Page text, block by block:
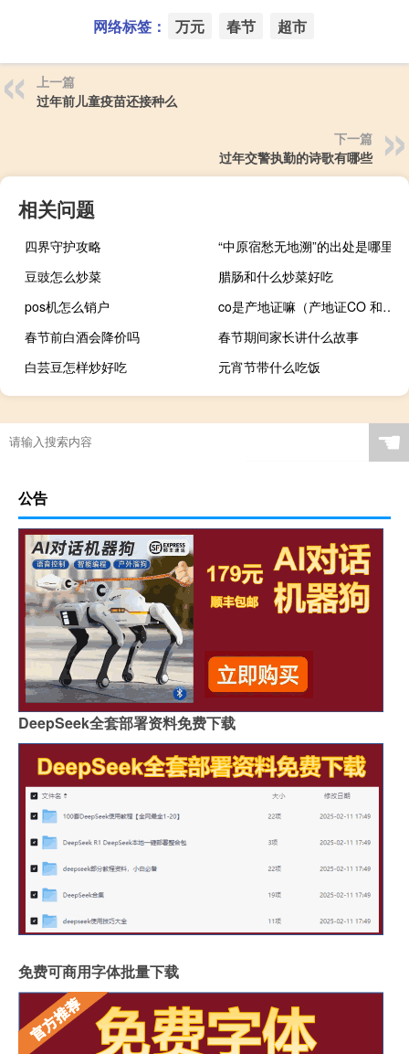
网络标签： 万元 春节 超市
上一篇
过年前儿童疫苗还接种么
下一篇
过年交警执勤的诗歌有哪些
相关问题
四界守护攻略
“中原宿愁无地溯”的出处是哪里
豆豉怎么炒菜
腊肠和什么炒菜好吃
pos机怎么销户
co是产地证嘛（产地证CO 和FE 有什么差别）
春节前白酒会降价吗
春节期间家长讲什么故事
白芸豆怎样炒好吃
元宵节带什么吃饭
☚
公告
DeepSeek全套部署资料免费下载
免费可商用字体批量下载